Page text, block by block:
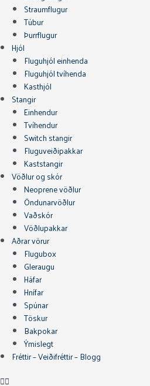
Straumflugur
Túbur
Þurrflugur
Hjól
Fluguhjól einhenda
Fluguhjól tvíhenda
Kasthjól
Stangir
Einhendur
Tvíhendur
Switch stangir
Fluguveiðipakkar
Kaststangir
Vöðlur og skór
Neoprene vöðlur
Öndunarvöðlur
Vaðskór
Vöðlupakkar
Aðrar vörur
Flugubox
Gleraugu
Háfar
Hnífar
Spúnar
Töskur
Bakpokar
Ýmislegt
Fréttir – Veiðifréttir – Blogg